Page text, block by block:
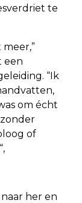
te
een
“Ik
om écht
of
her en